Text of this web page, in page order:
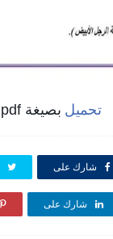
تحميل بصيغة pdf
شارك على
شارك على